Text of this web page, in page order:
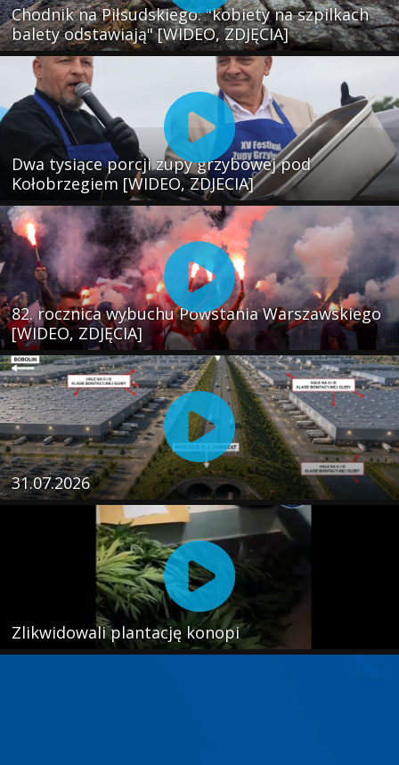
Chodnik na Piłsudskiego: "kobiety na szpilkach
balety odstawiają" [WIDEO, ZDJĘCIA]
Dwa tysiące porcji zupy grzybowej pod
Kołobrzegiem [WIDEO, ZDJECIA]
82. rocznica wybuchu Powstania Warszawskiego
[WIDEO, ZDJĘCIA]
31.07.2026
Zlikwidowali plantację konopi